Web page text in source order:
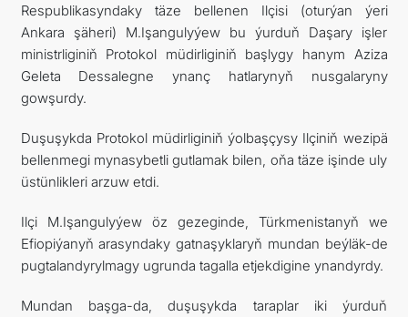
ARAGATNAŞYK
Respublikasyndaky täze bellenen Ilçisi (oturýan ýeri
Ankara şäheri) M.Işangulyýew bu ýurduň Daşary işler
ministrliginiň Protokol müdirliginiň başlygy hanym Aziza
Geleta Dessalegne ynanç hatlarynyň nusgalaryny
gowşurdy.
Duşuşykda Protokol müdirliginiň ýolbaşçysy Ilçiniň wezipä
bellenmegi mynasybetli gutlamak bilen, oňa täze işinde uly
üstünlikleri arzuw etdi.
Ilçi M.Işangulyýew öz gezeginde, Türkmenistanyň we
Efiopiýanyň arasyndaky gatnaşyklaryň mundan beýläk-de
pugtalandyrylmagy ugrunda tagalla etjekdigine ynandyrdy.
Mundan başga-da, duşuşykda taraplar iki ýurduň